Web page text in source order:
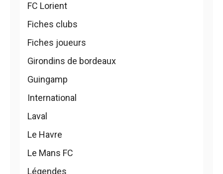
FC Lorient
Fiches clubs
Fiches joueurs
Girondins de bordeaux
Guingamp
International
Laval
Le Havre
Le Mans FC
Légendes